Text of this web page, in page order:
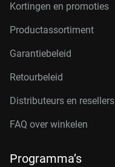
Kortingen en promoties
Productassortiment
Garantiebeleid
Retourbeleid
Distributeurs en resellers
FAQ over winkelen
Programma’s